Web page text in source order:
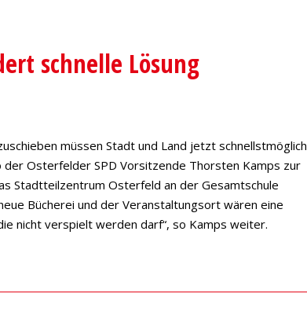
schnelle Lösung
müssen Stadt und Land jetzt schnellstmöglich
der Osterfelder SPD Vorsitzende Thorsten Kamps zur
Stadtteilzentrum Osterfeld an der Gesamtschule
Bücherei und der Veranstaltungsort wären eine
nicht verspielt werden darf“, so Kamps weiter.